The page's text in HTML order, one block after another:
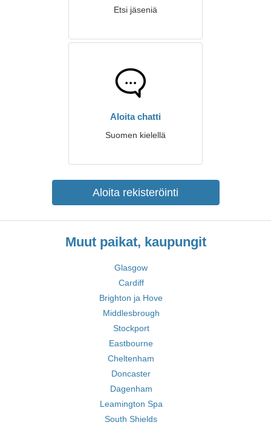
Etsi jäseniä
Aloita chatti
Suomen kielellä
Aloita rekisteröinti
Muut paikat, kaupungit
Glasgow
Cardiff
Brighton ja Hove
Middlesbrough
Stockport
Eastbourne
Cheltenham
Doncaster
Dagenham
Leamington Spa
South Shields